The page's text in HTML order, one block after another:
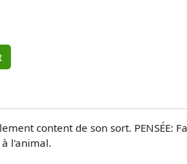
content de son sort. PENSÉE:
l'animal.